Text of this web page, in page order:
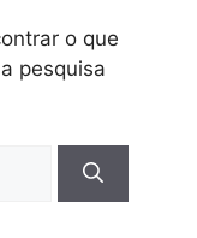
o que
pesquisa